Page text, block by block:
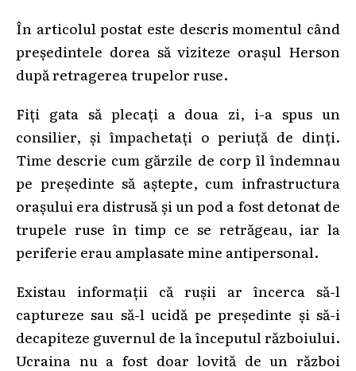
În articolul postat este descris momentul când
preşedintele dorea să viziteze oraşul Herson
după retragerea trupelor ruse.
Fiţi gata să plecaţi a doua zi, i-a spus un
consilier, şi împachetaţi o periuţă de dinţi.
Time descrie cum gărzile de corp îl îndemnau
pe preşedinte să aştepte, cum infrastructura
oraşului era distrusă şi un pod a fost detonat de
trupele ruse în timp ce se retrăgeau, iar la
periferie erau amplasate mine antipersonal.
Existau informaţii că ruşii ar încerca să-l
captureze sau să-l ucidă pe preşedinte şi să-i
decapiteze guvernul de la începutul războiului.
Ucraina nu a fost doar lovită de un război